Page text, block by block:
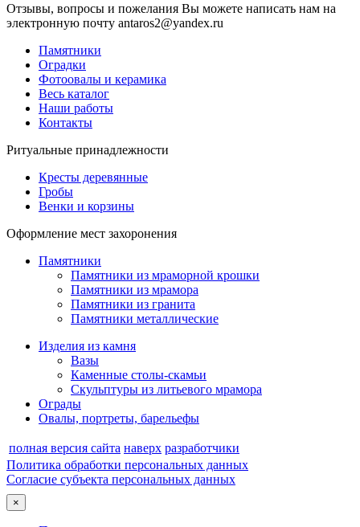
Отзывы, вопросы и пожелания Вы можете написать нам на
электронную почту antaros2@yandex.ru
Памятники
Оградки
Фотоовалы и керамика
Весь каталог
Наши работы
Контакты
Ритуальные принадлежности
Кресты деревянные
Гробы
Венки и корзины
Оформление мест захоронения
Памятники
Памятники из мраморной крошки
Памятники из мрамора
Памятники из гранита
Памятники металлические
Изделия из камня
Вазы
Каменные столы-скамьи
Скульптуры из литьевого мрамора
Ограды
Овалы, портреты, барельефы
полная версия сайта наверх разработчики
Политика обработки персональных данных
Согласие субъекта персональных данных
×